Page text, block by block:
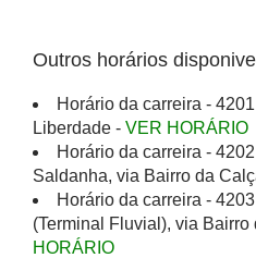
Outros horários
Horário da carreira -
Liberdade - VER HORÁRIO
Horário da carreira -
Saldanha, via Bairro da
Horário da carreira -
(Terminal Fluvial), via Bairro
HORÁRIO